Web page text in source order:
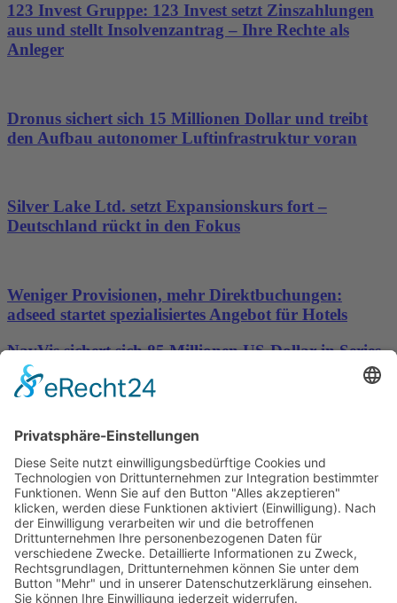
123 Invest Gruppe: 123 Invest setzt Zinszahlungen
aus und stellt Insolvenzantrag – Ihre Rechte als
Anleger
Dronus sichert sich 15 Millionen Dollar und treibt
den Aufbau autonomer Luftinfrastruktur voran
Silver Lake Ltd. setzt Expansionskurs fort –
Deutschland rückt in den Fokus
Weniger Provisionen, mehr Direktbuchungen:
adseed startet spezialisiertes Angebot für Hotels
NavVis sichert sich 85 Millionen US-Dollar in Series-
D-Finanzierungsrunde, um die Datengrundlage für
physische KI bereitzustellen
Impressum
Datenschutz
Kooperation
Werbung
Presse- und Öffentlichkeitsarbeit
Aktuelles